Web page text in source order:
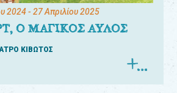
2024- 27 Απριλίου 2025
Ο ΜΑΓΙΚΟΣ ΑΥΛΟΣ
ΚΙΒΩΤΟΣ